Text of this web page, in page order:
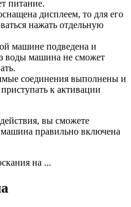
питание.
дисплеем, то для его
нажать отдельную
машине подведена и
воды машина не сможет
соединения выполнены и
к активации
вы сможете
машина правильно включена